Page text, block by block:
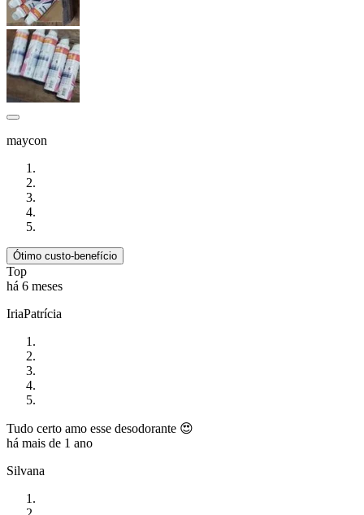
maycon
Ótimo custo-benefício
Top
há 6 meses
IriaPatrícia
Tudo certo amo esse desodorante 😍
há mais de 1 ano
Silvana